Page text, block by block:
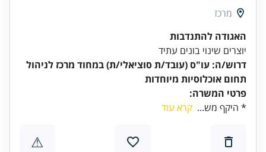
מרכז
האגודה להתנדבות
יוצרים שינוי בונים עתיד
דרוש/ה: עו"ס (עובד/ת סוציאלי/ת) במחוד מרכז לניהול
תחום אוכלוסיות מיוחדות
פרטי המשרה:
* היקף מש... קרא עוד
⚠